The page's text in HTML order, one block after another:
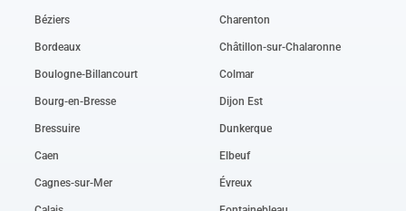
Béziers
Bordeaux
Boulogne-Billancourt
Bourg-en-Bresse
Bressuire
Caen
Cagnes-sur-Mer
Charenton
Châtillon-sur-Chalaronne
Colmar
Dijon Est
Dunkerque
Elbeuf
Évreux